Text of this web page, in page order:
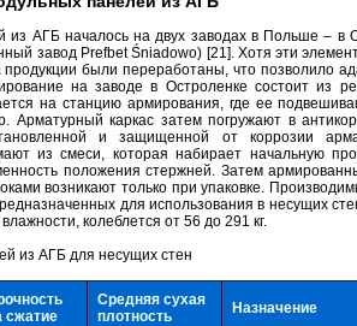
из АГБ началось на двух заводах в Польше – в
завод Prefbet Śniadowo) [21]. Хотя эти
продукции были переработаны, что позволило
на заводе в Остроленке состоит из
на станцию армирования, где ее
Арматурный каркас затем погружают в
и защищенной от коррозии
из смеси, которая набирает начальную
положения стержней. Затем
возникают только при упаковке.
для использования в несущих
колеблется от 56 до 291 кг.
из АГБ для несущих стен
сжатие
Средняя сухая
плотность
Назначение